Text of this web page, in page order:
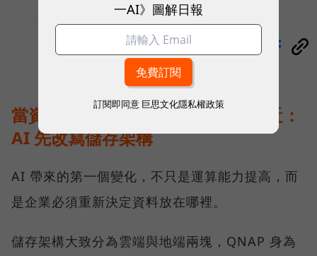
當資料不能離開企業，運算就得靠近：
AI 先改寫儲存架構
AI 帶來的第一個變化，不只是運算能力提高，而
是企業必須重新決定資料放在哪裡。
儲存架構大致分為雲端與地端兩塊，QNAP 身為
一AI》圖解日報
訂閱即同意 巨思文化隱私權政策